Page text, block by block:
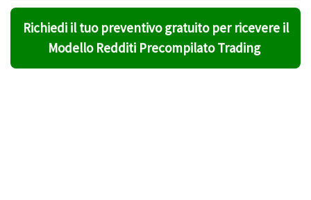
Richiedi il tuo preventivo gratuito per ricevere il
Modello Redditi Precompilato Trading